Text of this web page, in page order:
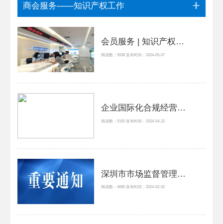
商会服务——知识产权工作
会员服务 | 知识产权保护“圳”行动！
阅读数：5038 发布时间：2024-05-07
企业国际化合规经营：新形势下企业涉外合规风险及应对策略
阅读数：5150 发布时间：2024-04-22
深圳市市场监督管理局关于印发《深圳市市场监督管理局知识产权领域专项资金操作规程》的通知
阅读数：4690 发布时间：2024-02-02